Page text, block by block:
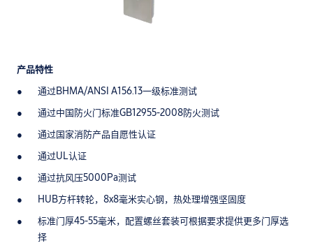
产品特性
通过BHMA/ANSI A156.13一级标准测试
通过中国防火门标准GB12955-2008防火测试
通过国家消防产品自愿性认证
通过UL认证
通过抗风压5000Pa测试
HUB方杆转轮，8x8毫米实心钢，热处理增强坚固度
标准门厚45-55毫米，配置螺丝套装可根据要求提供更多门厚选
择